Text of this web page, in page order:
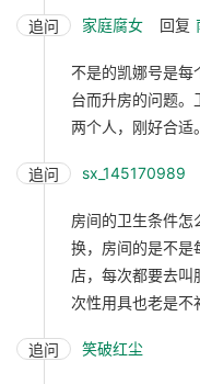
追问 家庭腐女 回复
不是的凯娜号是每
台而升房的问题。
两个人，刚好合适。
追问 sx_145170989
房间的卫生条件怎
换，房间的是不是
店，每次都要去叫
次性用具也老是不
追问 笑破红尘